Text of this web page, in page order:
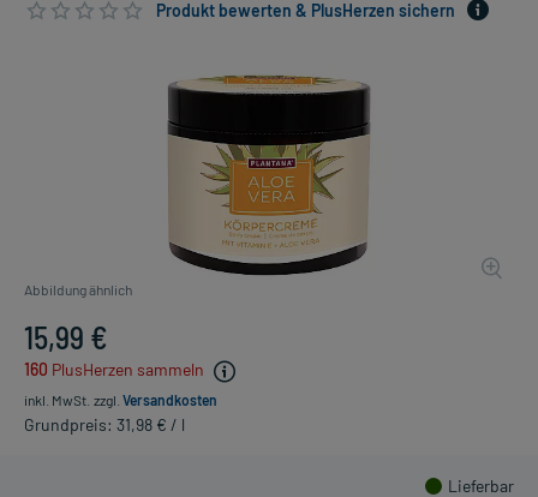
Produkt bewerten & PlusHerzen sichern
Abbildung ähnlich
15,99 €
160 PlusHerzen sammeln
inkl. MwSt. zzgl. Versandkosten
Grundpreis: 31,98 € / l
Lieferbar